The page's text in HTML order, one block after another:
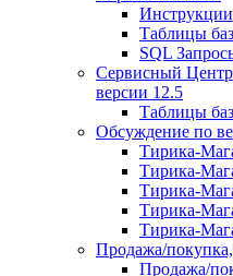
Инструкции
Таблицы
SQL
Сервисный
версии 12.5
Таблицы
Обсуждение по
Тирика-
Тирика-
Тирика-
Тирика-
Тирика-
Продажа/
Продажа/